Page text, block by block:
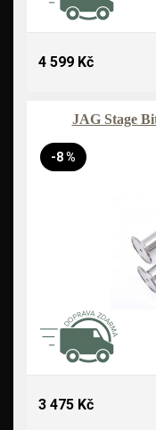
4 599 Kč
JAG Stage
-8 %
3 475 Kč